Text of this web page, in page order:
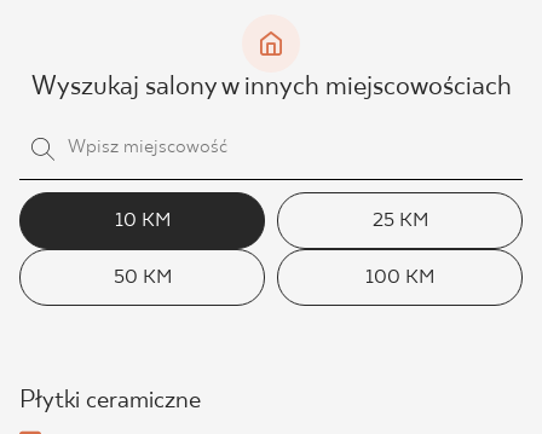
Wyszukaj salony w innych miejscowościach
10 KM 25 KM
50 KM 100 KM
Płytki ceramiczne